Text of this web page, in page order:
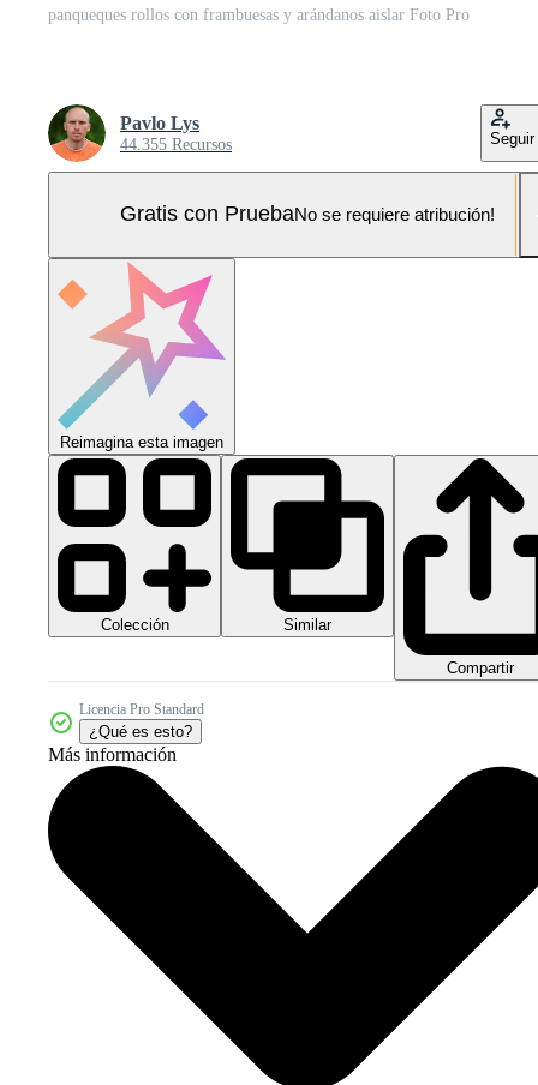
panqueques rollos con frambuesas y arándanos aislar Foto Pro
Pavlo Lys
44.355 Recursos Seguir
Gratis con PruebaNo se requiere atribución!
Reimagina esta imagen
Colección Similar
Compartir
Licencia Pro Standard
¿Qué es esto?
Más información